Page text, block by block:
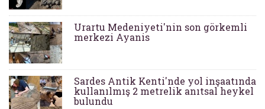
Urartu Medeniyeti'nin son görkemli
merkezi Ayanis
Sardes Antik Kenti'nde yol inşaatında
kullanılmış 2 metrelik anıtsal heykel
bulundu